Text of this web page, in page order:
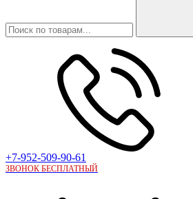
+7-952-509-90-61
ЗВОНОК БЕСПЛАТНЫЙ